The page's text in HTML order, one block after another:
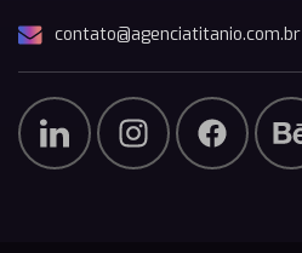
contato@agenciatitanio.com.br